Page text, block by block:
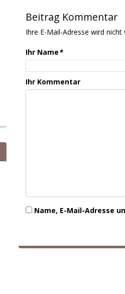
Beitrag Kommentar
Ihre E-Mail-Adresse wird
Ihr Name*
Ihr Kommentar
Name, E-Mail-Adresse